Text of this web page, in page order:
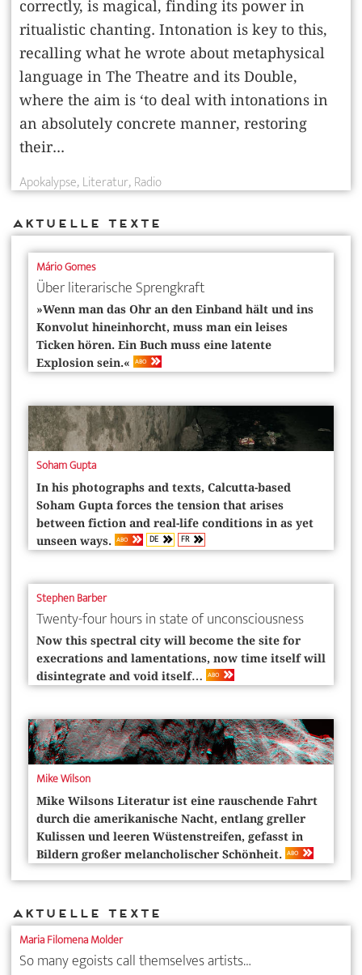
correctly, is magical, finding its power in
ritualistic chanting. Intonation is key to this,
recalling what he wrote about metaphysical
language in The ­Theatre and its Double,
where the aim is ‘to deal with intonations in
an absolutely concrete manner, restoring
their...
Apokalypse Literatur Radio
Aktuelle Texte
Mário Gomes
Über literarische Sprengkraft
»Wenn man das Ohr an den Einband hält und ins
Konvolut hineinhorcht, muss man ein leises
Ticken hören. Ein Buch muss eine latente
Explosion sein.« ABO
Soham Gupta
In his photographs and texts, ­Calcutta-based
Soham Gupta forces the tension that arises
between fiction and real-life conditions in as yet
unseen ways. ABO DE FR
Stephen Barber
Twenty-four hours in state of unconsciousness
Now this spectral city will become the site for
execrations and lamentations, now time itself will
disintegrate and void itself… ABO
Mike Wilson
Mike Wilsons Literatur ist eine ­rauschende Fahrt
durch die amerikanische Nacht, entlang greller
Kulissen und leeren Wüstenstreifen, gefasst in
Bildern großer melancholischer Schönheit. ABO
Aktuelle Texte
Maria Filomena Molder
So many egoists call themselves artists…